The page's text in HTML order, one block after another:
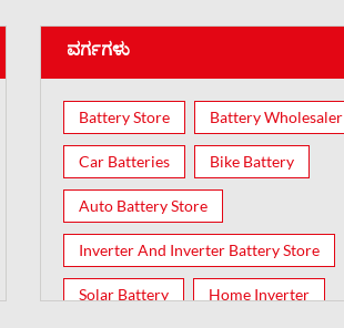
ವರ್ಗಗಳು
Battery Store Battery Wholesaler
Car Batteries Bike Battery
Auto Battery Store
Inverter And Inverter Battery Store
Solar Battery Home Inverter